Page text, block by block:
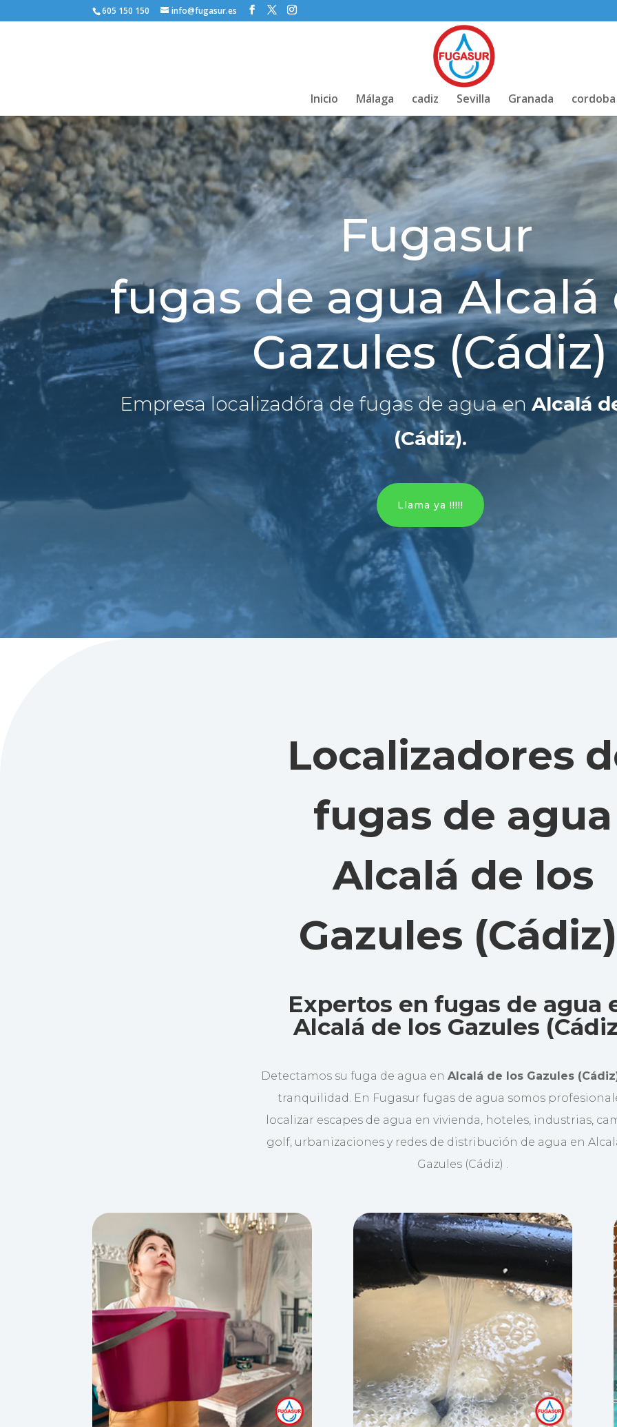
605 150 150 info@fugasur.es
Inicio Málaga cadiz Sevilla Granada cordoba
Fugasur
fugas de agua Alcalá
Gazules (Cádiz)
Empresa localizadóra de fugas de agua en Alcalá
(Cádiz).
Llama ya !!!!!
Localizadores
fugas de agua
Alcalá de los
Gazules (Cádiz)
Expertos en fugas de agua
Alcalá de los Gazules
Detectamos su fuga de agua en Alcalá de los Gazules
tranquilidad. En Fugasur fugas de agua somos
localizar escapes de agua en vivienda, hoteles, industrias,
golf, urbanizaciones y redes de distribución de agua en
Gazules (Cádiz) .